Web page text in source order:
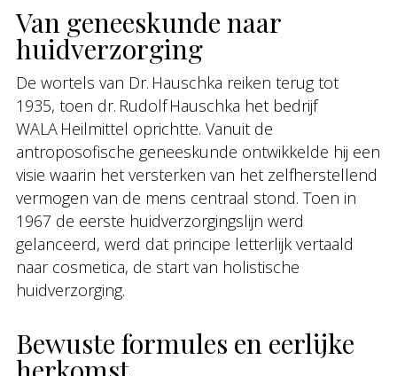
Van geneeskunde naar
huidverzorging
De wortels van Dr. Hauschka reiken terug tot
1935, toen dr. Rudolf Hauschka het bedrijf
WALA Heilmittel oprichtte. Vanuit de
antroposofische geneeskunde ontwikkelde hij een
visie waarin het versterken van het zelfherstellend
vermogen van de mens centraal stond. Toen in
1967 de eerste huidverzorgingslijn werd
gelanceerd, werd dat principe letterlijk vertaald
naar cosmetica, de start van holistische
huidverzorging.
Bewuste formules en eerlijke